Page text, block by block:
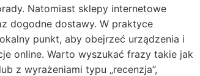
Natomiast sklepy internetowe
dogodne dostawy. W praktyce
punkt, aby obejrzeć urządzenia i
online. Warto wyszukać frazy takie jak
z wyrażeniami typu „recenzja”,